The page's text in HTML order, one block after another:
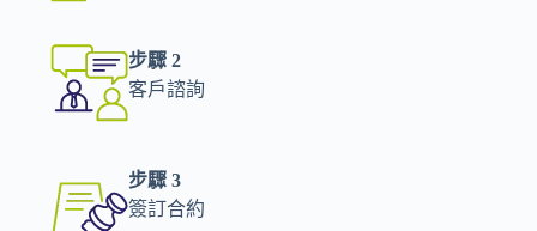
步驟 2
客戶諮詢
步驟 3
簽訂合約